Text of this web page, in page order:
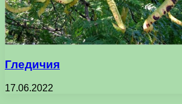
Гледичия
17.06.2022